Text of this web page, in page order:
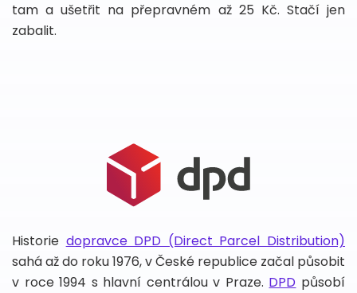
tam a ušetřit na přepravném až 25 Kč. Stačí jen
zabalit.
Historie dopravce DPD (Direct Parcel Distribution)
sahá až do roku 1976, v České republice začal působit
v roce 1994 s hlavní centrálou v Praze. DPD působí